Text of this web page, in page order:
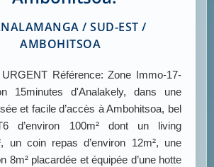
/ SUD-EST /
AMBOHITSOA
Référence: Zone Immo-17-
15minutes d'Analakely, dans une
et facile d’accès à Ambohitsoa, bel
d’environ 100m² dont un living
un coin repas d’environ 12m², une
8m² placardée et équipée d’une hotte